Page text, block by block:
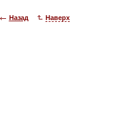
Назад Наверх